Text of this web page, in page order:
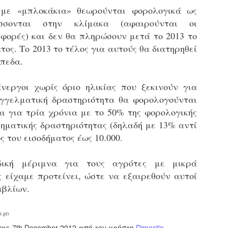
«μπλοκάκια» θεωρούνται φορολογικά ως
στην κλίμακα (αφαιρούνται οι
και δεν θα πληρώσουν μετά το 2013 το
Το 2013 το τέλος για αυτούς θα διατηρηθεί
χωρίς όριο ηλικίας που ξεκινούν για
δραστηριότητα θα φορολογούνται
για τρία χρόνια με το 50% της φορολογικής
δραστηριότητας (δηλαδή με 13% αντί
του εισοδήματος έως 10.000.
μέριμνα για τους αγρότες με μικρά
προτείνει, ώστε να εξαιρεθούν αυτοί
των δημοσίων υπαλλήλων για επαναφορά των
επικυρώνοντας την τρέχουσα κατάσταση παρά τις
της ΑΔΕΔΥ
ΣτΕ απέρριψε οριστικά την προσφυγή της ΑΔΕΔΥ και ενός
για την επαναφορά των δώρων Χριστουγέννων,
και θερινής άδειας (13ος και 14ος μισθός) στους
δεκαετιών που αφορούσε τις μνημονιακές περικοπές.
4
Εγγύκλιος ΥΠ.ΕΣ: Προκήρυξη 1Κ/2024 -
Γνωστοποίηση έκδοσης οριστικών αποτελεσμάτων –
Παροχή οδηγιών.
κατεβάστε την πολυαναμενόμενη εγκύκλιο του Υπ.